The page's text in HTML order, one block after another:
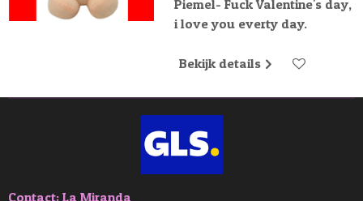
Piemel- Fuck Valentine's day,
i love you everty day.
Bekijk details
Contact: La Miranda